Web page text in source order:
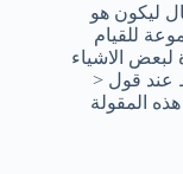
ليكون هو
للقيام
لبعض الاشياء
عند قول <
المقولة